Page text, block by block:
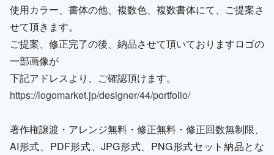
使用カラー、書体の他、複数色、複数書体にて、ご提案さ
せて頂きます。
ご提案、修正完了の後、納品させて頂いておりますロゴの
一部画像が
下記アドレスより、ご確認頂けます。
https://logomarket.jp/designer/44/portfolio/
著作権譲渡・アレンジ無料・修正無料・修正回数無制限、
AI形式、PDF形式、JPG形式、PNG形式セット納品とな